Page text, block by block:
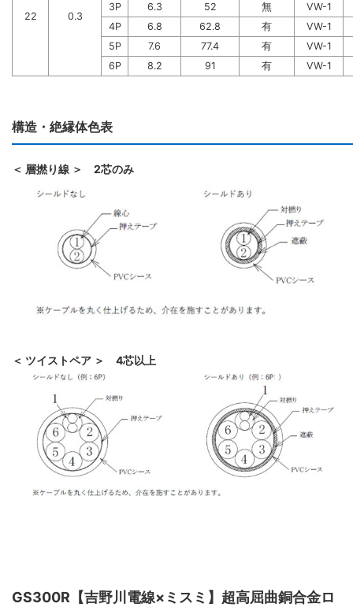
22 0.3
3P
6.3 52 無
VW-1
4P
6.8 62.8 有
VW-1
5P
7.6 77.4 有
VW-1
6P
8.2 91 有 VW-1
構造・絶縁体色表
＜ 層撚り線 ＞ 2芯のみ
＜ ツイストペア ＞ 4芯以上
GS300R【吉野川電線×ミスミ】超高屈曲銅合金ロ